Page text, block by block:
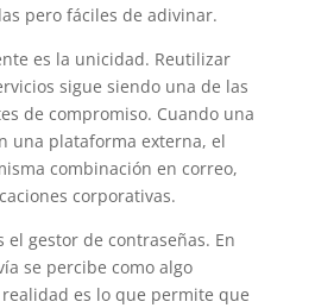
pero fáciles de adivinar.
es la unicidad. Reutilizar
sigue siendo una de las
de compromiso. Cuando una
una plataforma externa, el
combinación en correo,
corporativas.
el gestor de contraseñas. En
se percibe como algo
es lo que permite que